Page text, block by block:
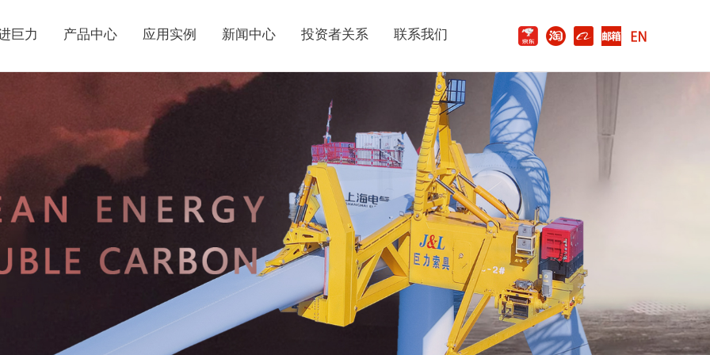
巨力 产品中心 应用实例 新闻中心 投资者关系 联系我们